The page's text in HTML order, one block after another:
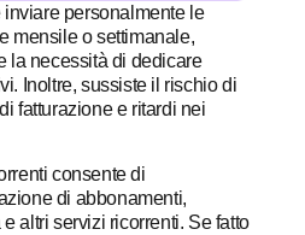
personalmente le
mensile o settimanale,
la necessità di dedicare
Inoltre, sussiste il rischio di
fatturazione e ritardi nei
consente di
di abbonamenti,
altri servizi ricorrenti. Se fatto